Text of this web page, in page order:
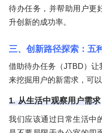
待办任务，并帮助用户更
升创新的成功率。
三、创新路径探索：五
借助待办任务（JTBD）
来挖掘用户的新需求，可
1. 从生活中观察用户需求
我们应该通过日常生活中